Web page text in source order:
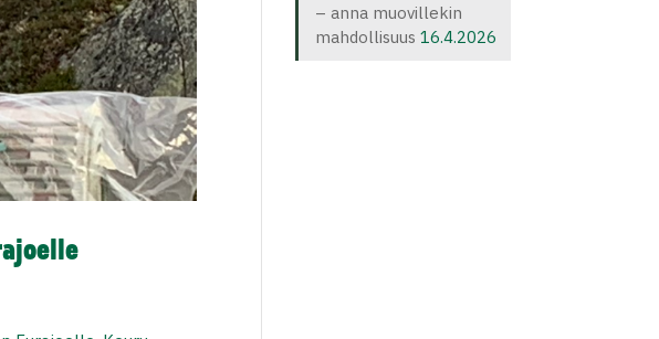
– anna muovillekin
mahdollisuus 16.4.2026